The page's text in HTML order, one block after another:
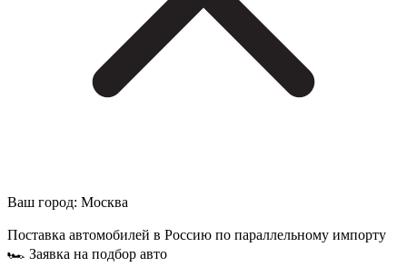
Ваш город: Москва
Поставка автомобилей в Россию по параллельному импорту
🏎 Заявка на подбор авто